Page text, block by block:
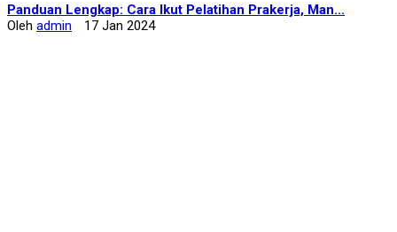
Panduan Lengkap: Cara Ikut Pelatihan Prakerja, Man...
Oleh admin 17 Jan 2024